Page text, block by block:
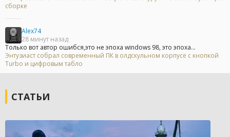
сборке
Alex74
28 минут назад
Только вот автор ошибся,это не эпоха windows 98, это эпоха...
Энтузиаст собрал современный ПК в олдскульном корпусе с кнопкой
Turbo и цифровым табло
СТАТЬИ